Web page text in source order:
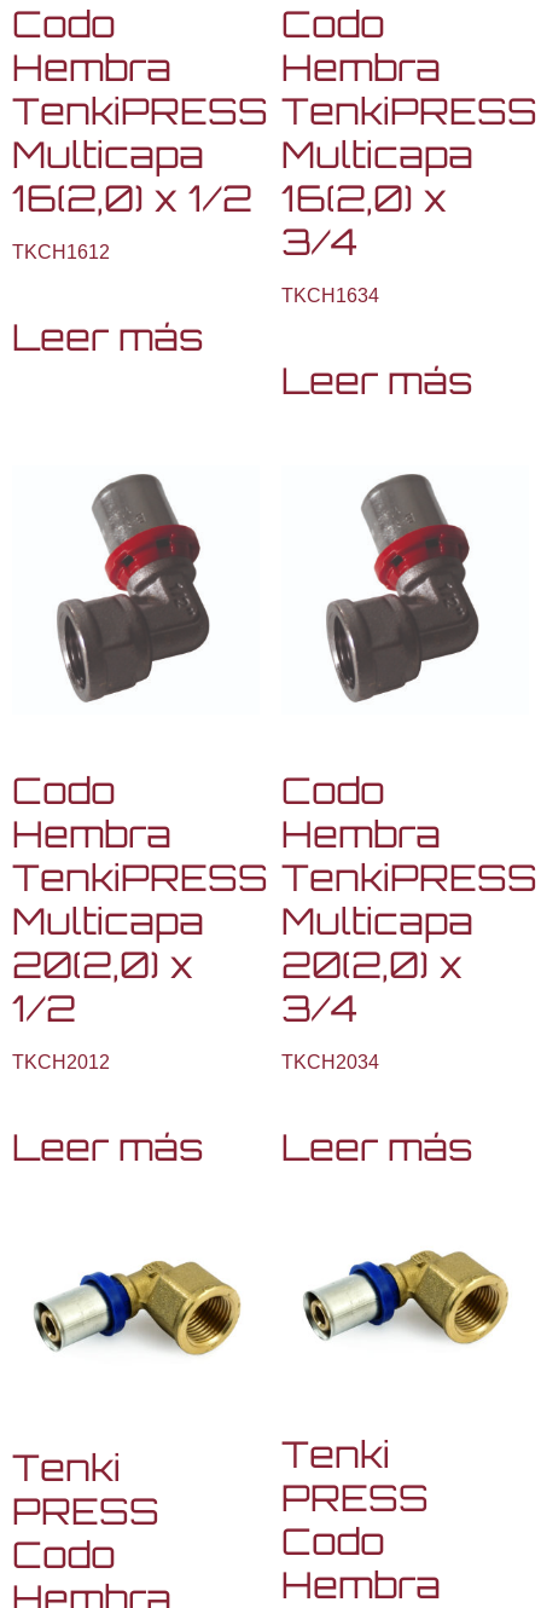
Codo
Hembra
TenkiPRESS
Multicapa
16(2,0) x 1/2
TKCH1612
Leer más
Codo
Hembra
TenkiPRESS
Multicapa
16(2,0) x
3/4
TKCH1634
Leer más
Codo
Hembra
TenkiPRESS
Multicapa
20(2,0) x
1/2
TKCH2012
Leer más
Codo
Hembra
TenkiPRESS
Multicapa
20(2,0) x
3/4
TKCH2034
Leer más
Tenki
PRESS
Codo
Hembra
Tenki
PRESS
Codo
Hembra